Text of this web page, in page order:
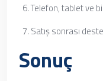
Telefon, tablet ve
Satış sonrası
Sonuç